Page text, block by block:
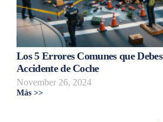
Los 5 Errores Comunes que
Accidente de Coche
November 26, 2024
Más >>